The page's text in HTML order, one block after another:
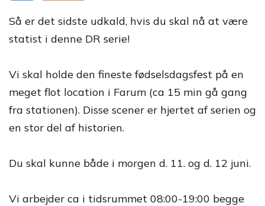
Så er det sidste udkald, hvis du skal nå at være
statist i denne DR serie!
Vi skal holde den fineste fødselsdagsfest på en
meget flot location i Farum (ca 15 min gå gang
fra stationen). Disse scener er hjertet af serien og
en stor del af historien.
Du skal kunne både i morgen d. 11. og d. 12 juni.
Vi arbejder ca i tidsrummet 08:00-19:00 begge